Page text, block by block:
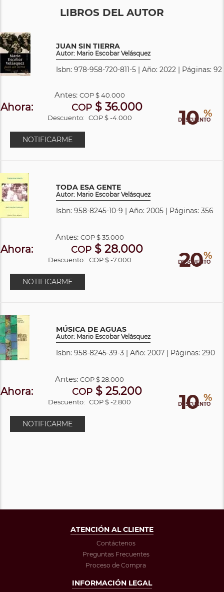
LIBROS DEL AUTOR
JUAN SIN TIERRA
Autor: Mario Escobar Velásquez
Isbn: 978-958-720-811-5 | Año: 2022 | Páginas: 92
10 %
DESCUENTO
Antes: COP$ 40.000
Ahora: COP $ 36.000
Descuento: COP $ -4.000
NOTIFICARME
TODA ESA GENTE
Autor: Mario Escobar Velásquez
Isbn: 958-8245-10-9 | Año: 2005 | Páginas: 356
20%
DESCUENTO
Antes: COP$ 35.000
Ahora: COP $ 28.000
Descuento: COP $ -7.000
NOTIFICARME
MÚSICA DE AGUAS
Autor: Mario Escobar Velásquez
Isbn: 958-8245-39-3 | Año: 2007 | Páginas: 290
10 %
DESCUENTO
Antes:COP$ 28.000
Ahora: COP $ 25.200
Descuento: COP $ -2.800
NOTIFICARME
ATENCIÓN AL CLIENTE
Contáctenos
Preguntas Frecuentes
Proceso de Compra
INFORMACIÓN LEGAL